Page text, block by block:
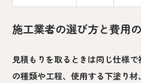
施工業者の選び方と費用
見積もりを取るときは同じ仕様
の種類や工程、使用する下塗り